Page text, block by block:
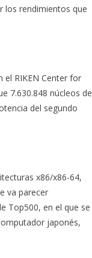
los rendimientos que
el RIKEN Center for
7.630.848 núcleos de
del segundo
x86/x86-64,
va parecer
Top500, en el que se
japonés,